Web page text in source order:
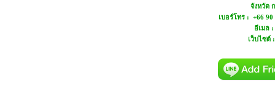
จังหวัด
เบอร์โทร : +66
อีเมล :
เว็บไซต์